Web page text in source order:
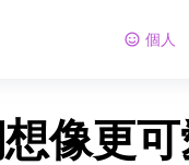
個人
像更